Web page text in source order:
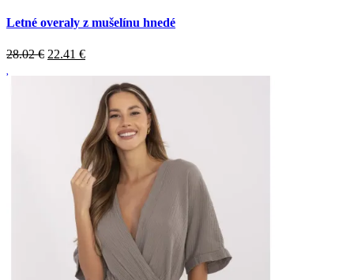
Letné overaly z mušelínu hnedé
28.02 € 22.41 €